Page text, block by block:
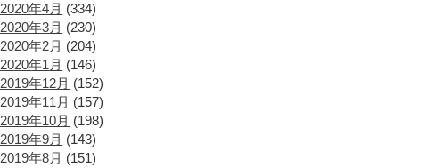
2020年4月 (334)
2020年3月 (230)
2020年2月 (204)
2020年1月 (146)
2019年12月 (152)
2019年11月 (157)
2019年10月 (198)
2019年9月 (143)
2019年8月 (151)